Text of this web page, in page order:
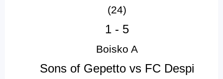
(24)
1 - 5
Boisko A
Sons of Gepetto vs FC Despi